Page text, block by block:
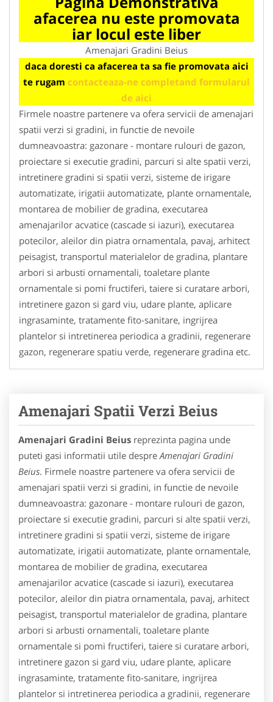
afacerea nu este promovata
iar locul este liber
Amenajari Gradini Beius
daca doresti ca afacerea ta sa fie promovata aici
te rugam contacteaza-ne completand formularul
de aici
Firmele noastre partenere va ofera servicii de amenajari
spatii verzi si gradini, in functie de nevoile
dumneavoastra: gazonare - montare rulouri de gazon,
proiectare si executie gradini, parcuri si alte spatii verzi,
intretinere gradini si spatii verzi, sisteme de irigare
automatizate, irigatii automatizate, plante ornamentale,
montarea de mobilier de gradina, executarea
amenajarilor acvatice (cascade si iazuri), executarea
potecilor, aleilor din piatra ornamentala, pavaj, arhitect
peisagist, transportul materialelor de gradina, plantare
arbori si arbusti ornamentali, toaletare plante
ornamentale si pomi fructiferi, taiere si curatare arbori,
intretinere gazon si gard viu, udare plante, aplicare
ingrasaminte, tratamente fito-sanitare, ingrijrea
plantelor si intretinerea periodica a gradinii, regenerare
gazon, regenerare spatiu verde, regenerare gradina etc.
Amenajari Spatii Verzi Beius
Amenajari Gradini Beius reprezinta pagina unde
puteti gasi informatii utile despre Amenajari Gradini
Beius. Firmele noastre partenere va ofera servicii de
amenajari spatii verzi si gradini, in functie de nevoile
dumneavoastra: gazonare - montare rulouri de gazon,
proiectare si executie gradini, parcuri si alte spatii verzi,
intretinere gradini si spatii verzi, sisteme de irigare
automatizate, irigatii automatizate, plante ornamentale,
montarea de mobilier de gradina, executarea
amenajarilor acvatice (cascade si iazuri), executarea
potecilor, aleilor din piatra ornamentala, pavaj, arhitect
peisagist, transportul materialelor de gradina, plantare
arbori si arbusti ornamentali, toaletare plante
ornamentale si pomi fructiferi, taiere si curatare arbori,
intretinere gazon si gard viu, udare plante, aplicare
ingrasaminte, tratamente fito-sanitare, ingrijrea
plantelor si intretinerea periodica a gradinii, regenerare